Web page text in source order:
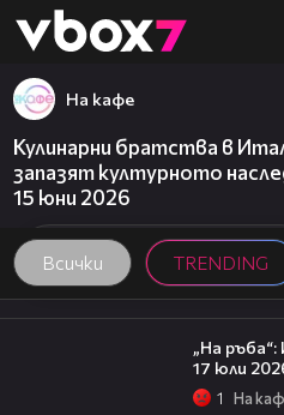
👾
Всички TRENDING
На кафе
Кулинарни братства в
запазят културното
15 юни 2026
09:09
„На
17 юли
1 На